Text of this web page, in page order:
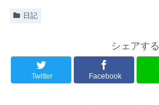
日記
シェアする
Twitter Facebook